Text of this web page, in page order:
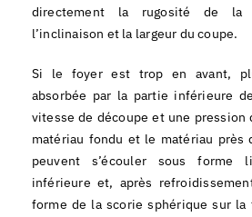
directement la rugosité de la
l’inclinaison et la largeur du coupe.
Si le foyer est trop en avant,
absorbée par la partie inférieure
vitesse de découpe et une pression
matériau fondu et le matériau près
peuvent s’écouler sous forme
inférieure et, après
forme de la scorie sphérique sur